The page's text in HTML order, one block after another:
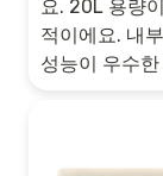
요. 20L 용량
적이에요. 내
성능이 우수